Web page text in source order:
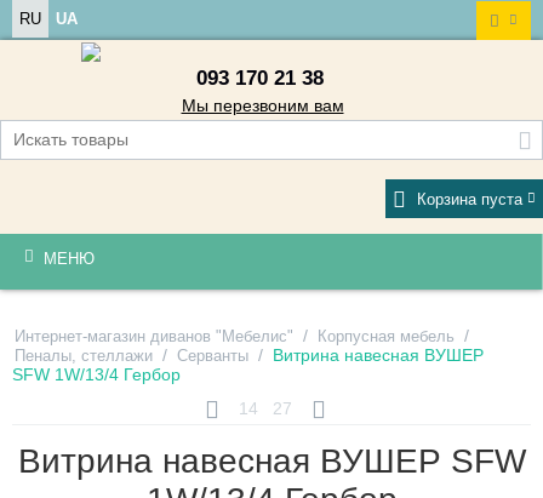
RU UA
093 170 21 38
Мы перезвоним вам
Корзина пуста
МЕНЮ
Интернет-магазин диванов "Мебелис" / Корпусная мебель /
Пеналы, стеллажи / Серванты / Витрина навесная ВУШЕР
SFW 1W/13/4 Гербор
14
27
Витрина навесная ВУШЕР SFW